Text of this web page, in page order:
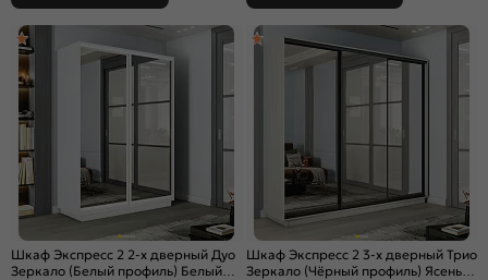
Шкаф Экспресс 2 2-х дверный Дуо
Зеркало (Белый профиль) Белый
Шкаф Экспресс 2 3-х дверный Трио
Зеркало (Чёрный профиль) Ясень